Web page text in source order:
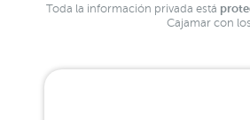
Toda la información privada está
Cajamar con